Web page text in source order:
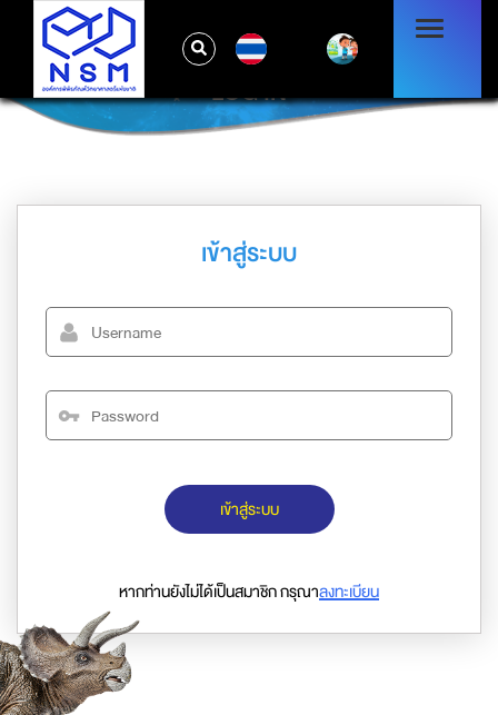
LOG IN
เข้าสู่ระบบ
เข้าสู่ระบบ
หากท่านยังไม่ได้เป็นสมาชิก กรุณาลงทะเบียน